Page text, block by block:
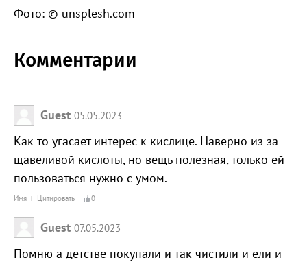
Фото: © unsplesh.com
Комментарии
Guest 05.05.2023
Как то угасает интерес к кислице. Наверно из за
щавеливой кислоты, но вещь полезная, только ей
пользоваться нужно с умом.
Имя Цитировать 0
Guest 07.05.2023
Помню а детстве покупали и так чистили и ели и